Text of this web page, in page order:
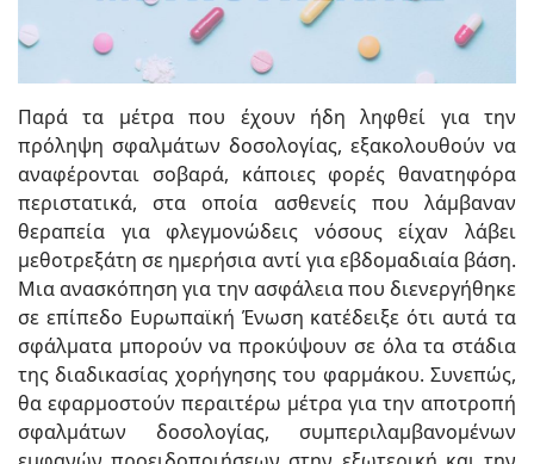
Παρά τα μέτρα που έχουν ήδη ληφθεί για την
πρόληψη σφαλμάτων δοσολογίας, εξακολουθούν να
αναφέρονται σοβαρά, κάποιες φορές θανατηφόρα
περιστατικά, στα οποία ασθενείς που λάμβαναν
θεραπεία για φλεγμονώδεις νόσους είχαν λάβει
μεθοτρεξάτη σε ημερήσια αντί για εβδομαδιαία βάση.
Μια ανασκόπηση για την ασφάλεια που διενεργήθηκε
σε επίπεδο Ευρωπαϊκή Ένωση κατέδειξε ότι αυτά τα
σφάλματα μπορούν να προκύψουν σε όλα τα στάδια
της διαδικασίας χορήγησης του φαρμάκου. Συνεπώς,
θα εφαρμοστούν περαιτέρω μέτρα για την αποτροπή
σφαλμάτων δοσολογίας, συμπεριλαμβανομένων